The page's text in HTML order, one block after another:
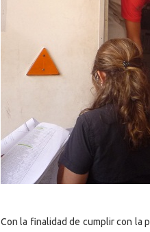
Con la finalidad de cumplir con la